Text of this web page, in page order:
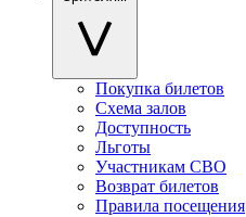
Покупка билетов
Схема залов
Доступность
Льготы
Участникам СВО
Возврат билетов
Правила посещения